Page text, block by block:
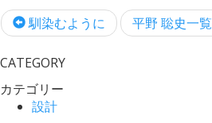
馴染むように 平野 聡史一覧
CATEGORY
カテゴリー
設計